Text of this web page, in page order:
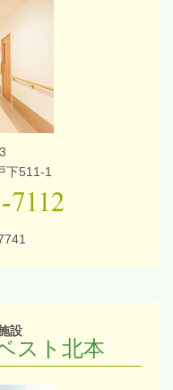
下511-1
設
スト北本